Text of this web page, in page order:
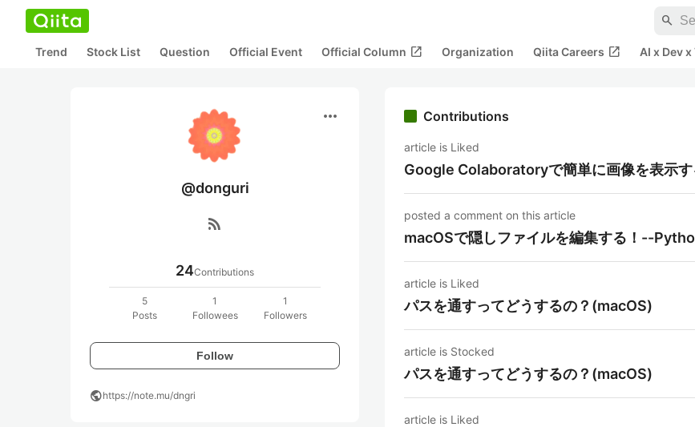
search
Trend Stock List Question Official Event Official Column open_in_new Organization Qiita Careers open_in_new AI x Dev x
more_horiz
@donguri
rss_feed
24Contributions
5
Posts
1
Followees
1
Followers
Follow
publichttps://note.mu/dngri
Contributions
article is Liked
Google Colaboratoryで簡単に画像を表示す
posted a comment on this article
macOSで隠しファイルを編集する！--
article is Liked
パスを通すってどうするの？(macOS)
article is Stocked
パスを通すってどうするの？(macOS)
article is Liked